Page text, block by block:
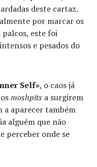
deste cartaz.
por marcar os
palcos, este foi
e pesados do
Self», o caos já
osmoshpits a surgirem
a aparecer também
alguém que não
perceber onde se